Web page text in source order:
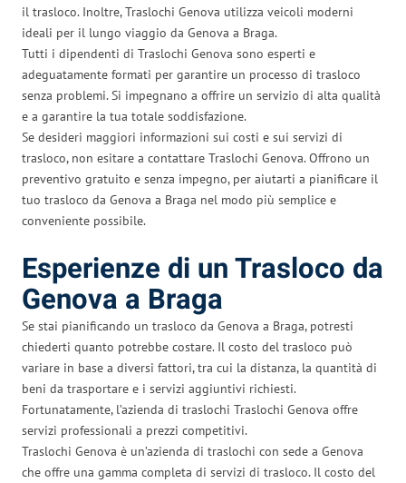
il trasloco. Inoltre, Traslochi Genova utilizza veicoli moderni
ideali per il lungo viaggio da Genova a Braga.
Tutti i dipendenti di Traslochi Genova sono esperti e
adeguatamente formati per garantire un processo di trasloco
senza problemi. Si impegnano a offrire un servizio di alta qualità
e a garantire la tua totale soddisfazione.
Se desideri maggiori informazioni sui costi e sui servizi di
trasloco, non esitare a contattare Traslochi Genova. Offrono un
preventivo gratuito e senza impegno, per aiutarti a pianificare il
tuo trasloco da Genova a Braga nel modo più semplice e
conveniente possibile.
Esperienze di un Trasloco da
Genova a Braga
Se stai pianificando un trasloco da Genova a Braga, potresti
chiederti quanto potrebbe costare. Il costo del trasloco può
variare in base a diversi fattori, tra cui la distanza, la quantità di
beni da trasportare e i servizi aggiuntivi richiesti.
Fortunatamente, l’azienda di traslochi Traslochi Genova offre
servizi professionali a prezzi competitivi.
Traslochi Genova è un’azienda di traslochi con sede a Genova
che offre una gamma completa di servizi di trasloco. Il costo del